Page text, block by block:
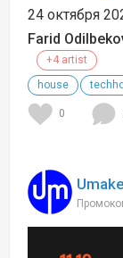
24 октября
Farid
+4 artist
house
0